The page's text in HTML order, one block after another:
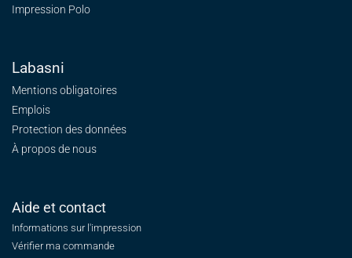
Impression Polo
Labasni
Mentions obligatoires
Emplois
Protection des données
À propos de nous
Aide et contact
Informations sur l'impression
Vérifier ma commande